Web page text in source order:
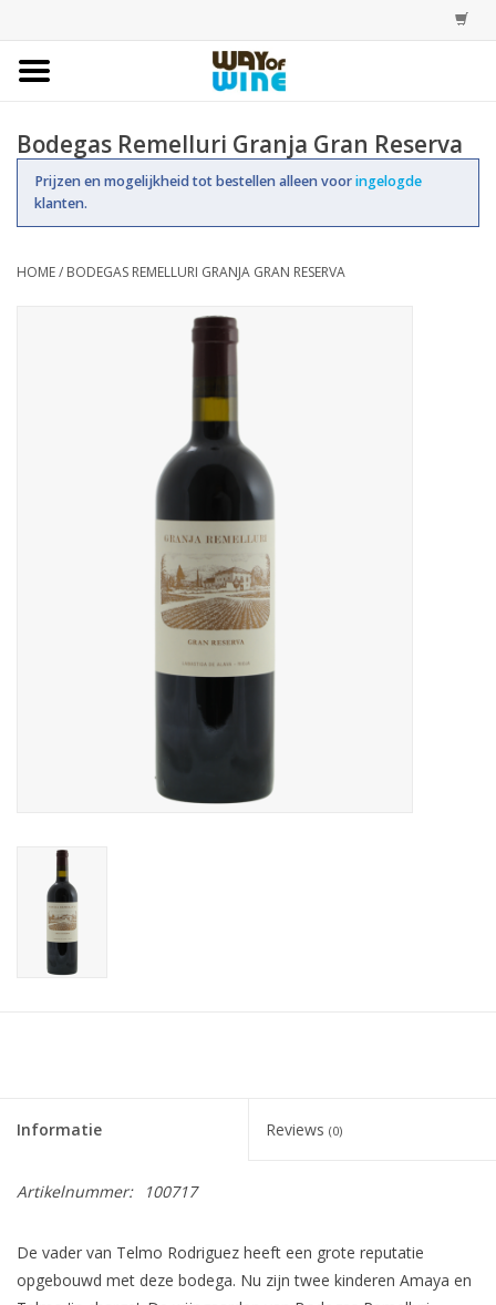
Bestellingen
Assortiment
Bodegas Remelluri Granja Gran Reserva
Prijzen en mogelijkheid tot bestellen alleen vooringelogde
klanten.
HOME/ BODEGAS REMELLURI GRANJA GRAN RESERVA
Informatie Reviews (0)
Artikelnummer: 100717
De vader van Telmo Rodriguez heeft een grote reputatie
opgebouwd met deze bodega. Nu zijn twee kinderen Amaya en